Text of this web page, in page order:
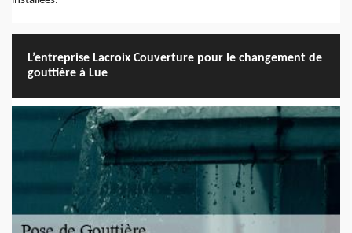
L’entreprise Lacroix Couverture pour le changement de
gouttière à Lue